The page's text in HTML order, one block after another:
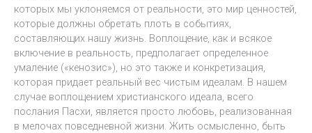
которых мы уклоняемся от реальности, это мир ценностей,
которые должны обретать плоть в событиях,
составляющих нашу жизнь. Воплощение, как и всякое
включение в реальность, предполагает определенное
умаление («кенозис»), но это также и конкретизация,
которая придает реальный вес чистым идеалам. В нашем
случае воплощением христианского идеала, всего
послания Пасхи, является просто любовь, реализованная
в мелочах повседневной жизни. Жить осмысленно, быть